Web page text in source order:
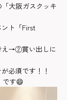
大阪ガスクッキ
ト「First
え→②買い出しに
必須です！！
です😄